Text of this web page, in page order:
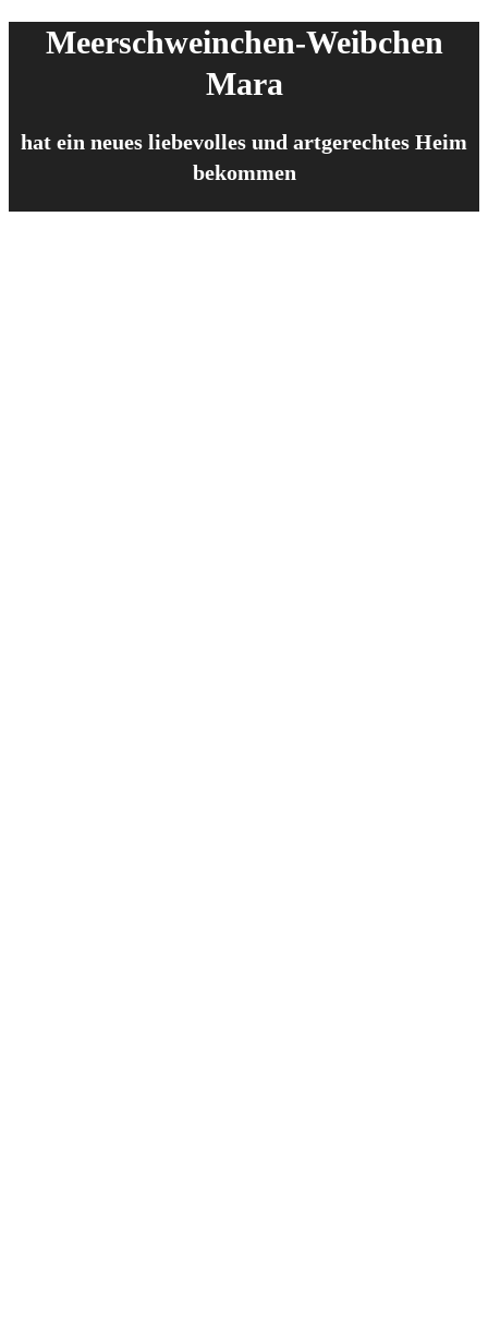
Meerschweinchen-Weibchen
Mara
hat ein neues liebevolles und artgerechtes Heim
bekommen